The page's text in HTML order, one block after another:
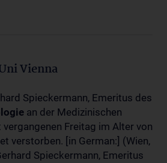
Vienna
Spieckermann, Emeritus des
an der Medizinischen
Freitag im Alter von
verstorben. [in German:] (Wien,
Spieckermann, Emeritus